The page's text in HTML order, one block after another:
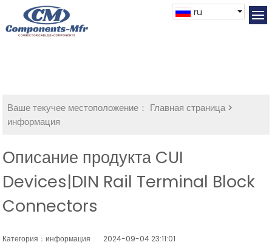
ru
Ваше текучее местоположение： Главная страница>
информация
Описание продукта CUI
Devices|DIN Rail Terminal Block
Connectors
Категория：информация 2024-09-04 23:11:01